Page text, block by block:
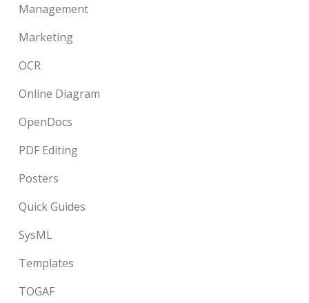
Management
Marketing
OCR
Online Diagram
OpenDocs
PDF Editing
Posters
Quick Guides
SysML
Templates
TOGAF